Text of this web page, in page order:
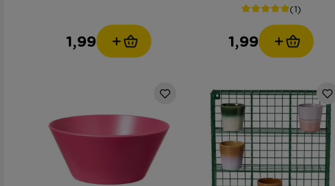
1,99
(1)
1,99